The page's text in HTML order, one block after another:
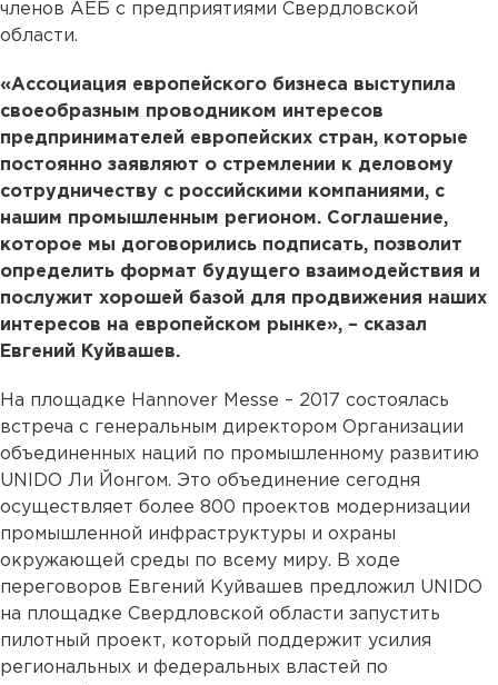
членов АЕБ с предприятиями Свердловской
области.
«Ассоциация европейского бизнеса выступила
своеобразным проводником интересов
предпринимателей европейских стран, которые
постоянно заявляют о стремлении к деловому
сотрудничеству с российскими компаниями, с
нашим промышленным регионом. Соглашение,
которое мы договорились подписать, позволит
определить формат будущего взаимодействия и
послужит хорошей базой для продвижения наших
интересов на европейском рынке», – сказал
Евгений Куйвашев.
На площадке Hannover Messe – 2017 состоялась
встреча с генеральным директором Организации
объединенных наций по промышленному развитию
UNIDO Ли Йонгом. Это объединение сегодня
осуществляет более 800 проектов модернизации
промышленной инфраструктуры и охраны
окружающей среды по всему миру. В ходе
переговоров Евгений Куйвашев предложил UNIDO
на площадке Свердловской области запустить
пилотный проект, который поддержит усилия
региональных и федеральных властей по